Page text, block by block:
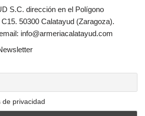
S.C. dirección en el Polígono
50300 Calatayud (Zaragoza).
info@armeriacalatayud.com
de privacidad